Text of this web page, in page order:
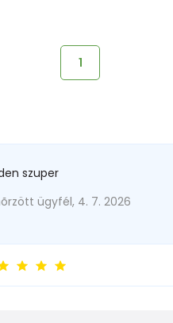
1
szuper
ügyfél, 4. 7. 2026